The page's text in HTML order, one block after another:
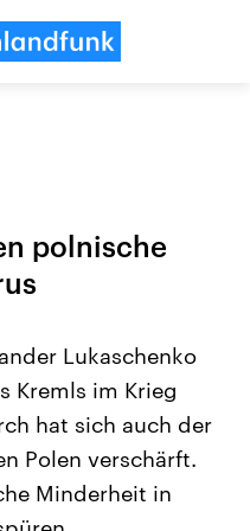
USA
Aktuelle Beiträge,
Hintergründe
Wirtschaftlich und
gehören die Vereinigten
den mächtigsten Ländern
mit großem Einfluss auf
polnische
Lukaschenko
Kremls im Krieg
hat sich auch der
Polen verschärft.
Minderheit in